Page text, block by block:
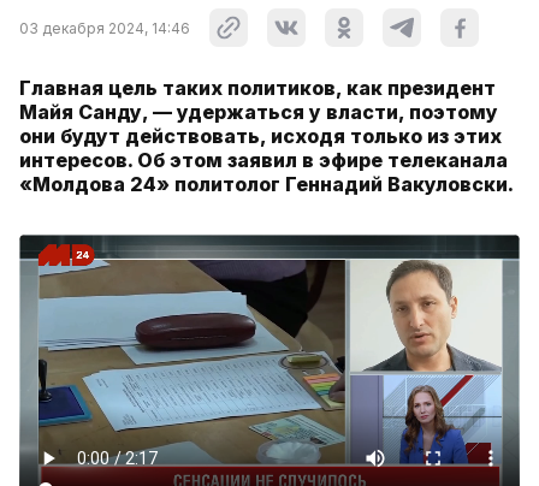
03 декабря 2024, 14:46
Главная цель таких политиков, как президент
Майя Санду, — удержаться у власти, поэтому
они будут действовать, исходя только из этих
интересов. Об этом заявил в эфире телеканала
«Молдова 24» политолог Геннадий Вакуловски.